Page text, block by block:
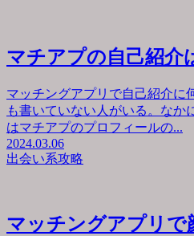
マチアプの自己紹介
マッチングアプリで自己紹介に
も書いていない人がいる。な
はマチアプのプロフィールの...
2024.03.06
出会い系攻略
マッチングアプリで